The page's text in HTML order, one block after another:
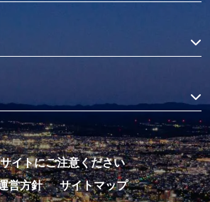
イトにご注意ください
営方針
サイトマップ